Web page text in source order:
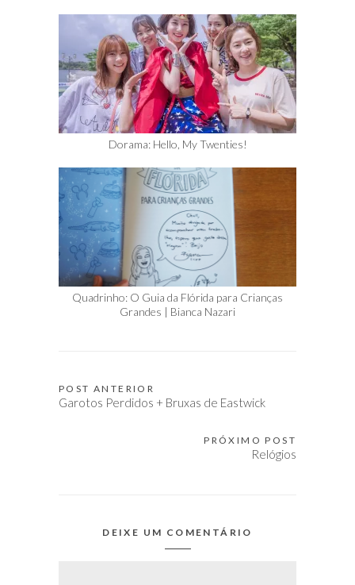
Dorama: Hello, My Twenties!
Quadrinho: O Guia da Flórida para Crianças
Grandes | Bianca Nazari
Navegação
POST ANTERIOR
Garotos Perdidos + Bruxas de Eastwick
PRÓXIMO POST
Relógios
DEIXE UM COMENTÁRIO